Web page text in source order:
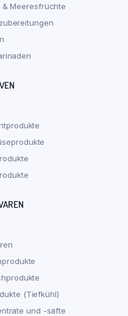
Meeresfrüchte
(Tiefkühl)
und -säfte